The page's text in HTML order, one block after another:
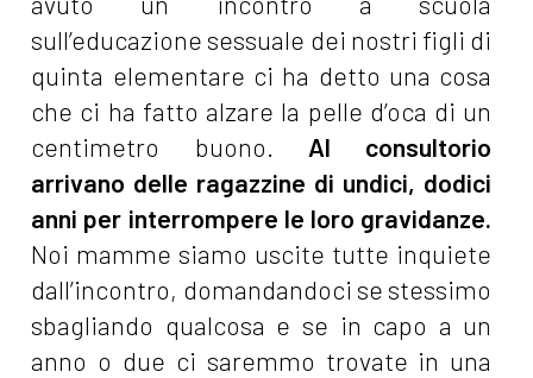
sull’educazione sessuale dei nostri figli di
quinta elementare ci ha detto una cosa
che ci ha fatto alzare la pelle d’oca di un
centimetro buono. Al consultorio
arrivano delle ragazzine di undici, dodici
anni per interrompere le loro gravidanze.
Noi mamme siamo uscite tutte inquiete
dall’incontro, domandandoci se stessimo
sbagliando qualcosa e se in capo a un
anno o due ci saremmo trovate in una